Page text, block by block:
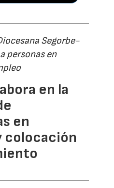
Segorbe-
personas en
en la
en
colocación